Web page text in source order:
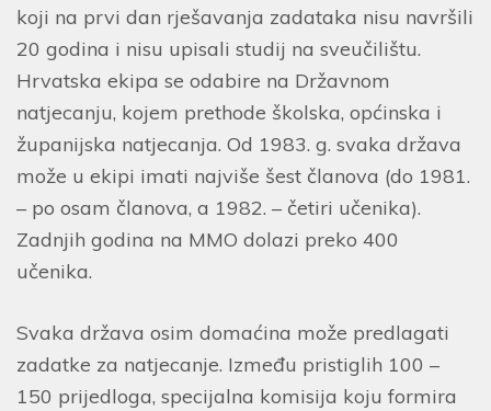
koji na prvi dan rješavanja zadataka nisu navršili
20 godina i nisu upisali studij na sveučilištu.
Hrvatska ekipa se odabire na Državnom
natjecanju, kojem prethode školska, općinska i
županijska natjecanja. Od 1983. g. svaka država
može u ekipi imati najviše šest članova (do 1981.
– po osam članova, a 1982. – četiri učenika).
Zadnjih godina na MMO dolazi preko 400
učenika.
Svaka država osim domaćina može predlagati
zadatke za natjecanje. Između pristiglih 100 –
150 prijedloga, specijalna komisija koju formira